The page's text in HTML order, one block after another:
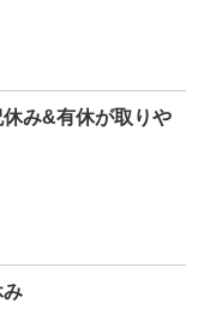
休み&有休が取り
み